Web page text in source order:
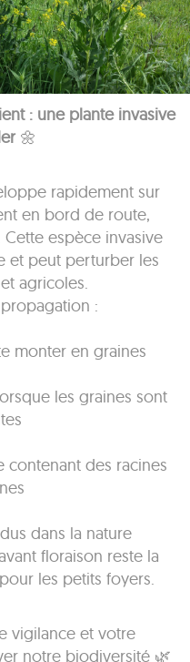
: une plante invasive
🌼
rapidement sur
en bord de route,
espèce invasive
et peut perturber les
agricoles.
:
monter en graines
les graines sont
contenant des racines
dans la nature
floraison reste la
les petits foyers.
vigilance et votre
notre biodiversité 🌿